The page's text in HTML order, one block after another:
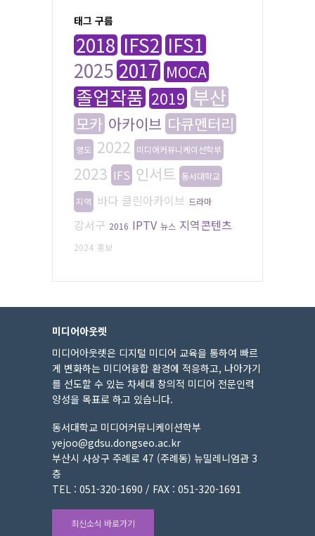
태그 구름
2018 IFS2 IFS1
2025 2017 MOCA
졸업작품 2019 부산
모카 아카이브 다큐멘터리
영도 2022 미디어커뮤니케이션학부
2023 IFS 인서트 동서대학교
지역 바다 클린아카이브 드라마
강서구 2016 IPTV 뉴스 지역콘텐츠
2024 홍보
미디어아웃렛
미디어아웃렛은 디지털 미디어 교육을 통하여 빠르
게 변화하는 미디어융합 환경에 적응하고, 나아가기
를 선도할 수 있는 차세대 창의적 미디어 전문인력
양성을 목표로 하고 있습니다.
동서대학교 미디어커뮤니케이션학부
yejoo@gdsu.dongseo.ac.kr
부산시 사상구 주례로 47 (주례동) 뉴밀레니엄관 3
층
TEL : 051-320-1690 / FAX : 051-320-1691
최신소식 바로가기